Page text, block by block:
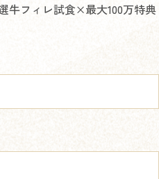
フィレ試食×最大100万特典